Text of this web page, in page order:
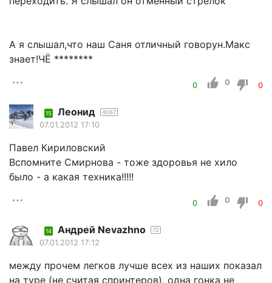
А я слышал,что наш Саня отличный говорун.Макс
знает!ЧЁ ********
0 0 0
15 Леонид 4067
07.01.2012 17:10
Павел Кириловский
Вспомните Смирнова - тоже здоровья не хило
было - а какая техника!!!!!
0 0 0
14 Андрей Nevazhno 72
07.01.2012 17:12
между прочем легков лучше всех из наших показал
на туре (не считая спринтеров), одна гонка не